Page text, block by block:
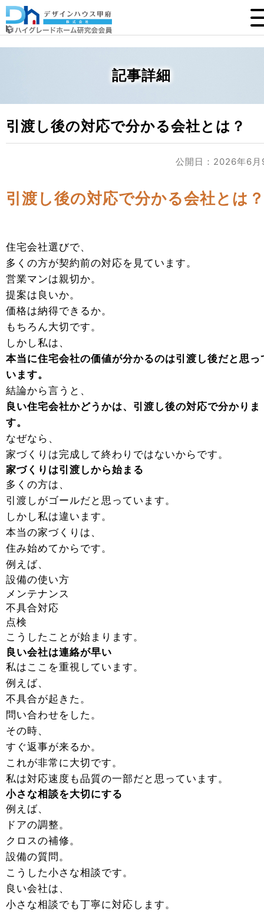
記事詳細
引渡し後の対応で分かる会社とは？
公開日：2026年6月
引渡し後の対応で分かる会社とは？
住宅会社選びで、
多くの方が契約前の対応を見ています。
営業マンは親切か。
提案は良いか。
価格は納得できるか。
もちろん大切です。
しかし私は、
本当に住宅会社の価値が分かるのは引渡し後だと思っ
います。
結論から言うと、
良い住宅会社かどうかは、引渡し後の対応で分かりま
す。
なぜなら、
家づくりは完成して終わりではないからです。
家づくりは引渡しから始まる
多くの方は、
引渡しがゴールだと思っています。
しかし私は違います。
本当の家づくりは、
住み始めてからです。
例えば、
設備の使い方
メンテナンス
不具合対応
点検
こうしたことが始まります。
良い会社は連絡が早い
私はここを重視しています。
例えば、
不具合が起きた。
問い合わせをした。
その時、
すぐ返事が来るか。
これが非常に大切です。
私は対応速度も品質の一部だと思っています。
小さな相談を大切にする
例えば、
ドアの調整。
クロスの補修。
設備の質問。
こうした小さな相談です。
良い会社は、
小さな相談でも丁寧に対応します。